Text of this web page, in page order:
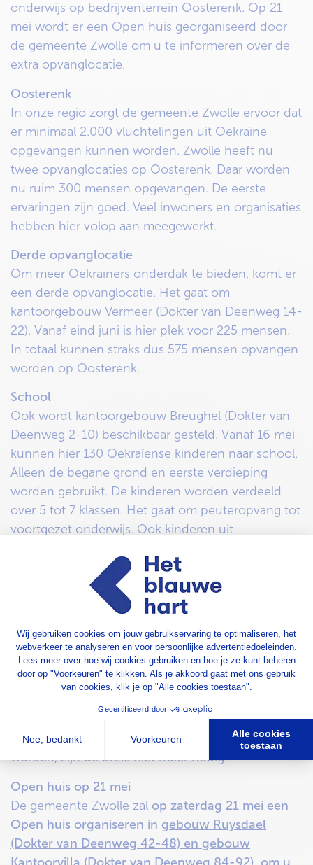
onderwijs op bedrijventerrein Oosterenk. Op 21
mei wordt er een Open huis georganiseerd door
de gemeente Zwolle om u te informeren over de
extra opvanglocatie.
Oosterenk
In onze regio zorgt de gemeente Zwolle ervoor dat
er minimaal 2.000 vluchtelingen uit Oekraïne
opgevangen kunnen worden. Zwolle heeft nu
twee opvanglocaties op Oosterenk. Daar worden
nu ruim 300 mensen opgevangen. De eerste
ervaringen zijn goed. Veel inwoners en organisaties
hebben hier volop aan meegewerkt.
Derde opvanglocatie
Om meer Oekraïners onderdak te bieden, komt er
een derde opvanglocatie. Het gaat om
kantoorgebouw Vermeer (Dokter van Deenweg 14-
22). Vanaf eind juni is hier plek voor 225 mensen.
In totaal kunnen straks dus 575 mensen opvangen
worden op Oosterenk.
School
Ook wordt kantoorgebouw Breughel (Dokter van
Deenweg 2-10) beschikbaar gesteld. Vanaf 16 mei
kunnen hier 130 Oekraïense kinderen naar school.
Alleen de begane grond en eerste verdieping
worden gebruikt. De kinderen worden verdeeld
over 5 tot 7 klassen. Het gaat om peuteropvang tot
voortgezet onderwijs. Ook kinderen uit
Tijdelijke opvang
Beide gebouwen staan nu leeg. Ze liggen vlak bij
de andere 2 opvanglocaties. Alle opvanglocaties en
de school zijn er voor een half jaar. Als dat nodig is,
kunnen de gebouwen maximaal 2 jaar gebruikt
worden. De opvang is dus tijdelijk.
Oosterenk te maken, met 320 opvangplekken.
Omdat het kantoorgebouw Vermeer gebruikt kan
worden, zijn de units niet meer nodig.
Open huis op 21 mei
De gemeente Zwolle zal op zaterdag 21 mei een
Open huis organiseren in gebouw Ruysdael
(Dokter van Deenweg 42-48) en gebouw
Kantoorvilla (Dokter van Deenweg 84-92), om u